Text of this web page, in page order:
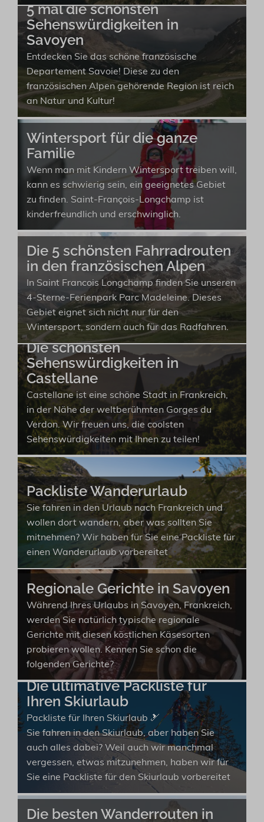
5 mal die schönsten
Sehenswürdigkeiten in
Savoyen
Entdecken Sie das schöne französische
Departement Savoie! Diese zu den
französischen Alpen gehörende Region ist reich
an Natur und Kultur!
Wintersport für die ganze
Familie
Wenn man mit Kindern Wintersport treiben will,
kann es schwierig sein, ein geeignetes Gebiet
zu finden. Saint-François-Longchamp ist
kinderfreundlich und erschwinglich.
Die 5 schönsten Fahrradrouten
in den französischen Alpen
In Saint Francois Longchamp finden Sie unseren
4-Sterne-Ferienpark Parc Madeleine. Dieses
Gebiet eignet sich nicht nur für den
Wintersport, sondern auch für das Radfahren.
Die schönsten
Sehenswürdigkeiten in
Castellane
Castellane ist eine schöne Stadt in Frankreich,
in der Nähe der weltberühmten Gorges du
Verdon. Wir freuen uns, die coolsten
Sehenswürdigkeiten mit Ihnen zu teilen!
Packliste Wanderurlaub
Sie fahren in den Urlaub nach Frankreich und
wollen dort wandern, aber was sollten Sie
mitnehmen? Wir haben für Sie eine Packliste für
einen Wanderurlaub vorbereitet
Regionale Gerichte in Savoyen
Während Ihres Urlaubs in Savoyen, Frankreich,
werden Sie natürlich typische regionale
Gerichte mit diesen köstlichen Käsesorten
probieren wollen. Kennen Sie schon die
folgenden Gerichte?
Die ultimative Packliste für
Ihren Skiurlaub
Packliste für Ihren Skiurlaub 🎿
Sie fahren in den Skiurlaub, aber haben Sie
auch alles dabei? Weil auch wir manchmal
vergessen, etwas mitzunehmen, haben wir für
Sie eine Packliste für den Skiurlaub vorbereitet
Die besten Wanderrouten in